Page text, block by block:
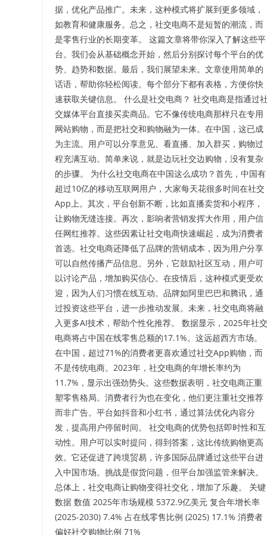
据，优化产品推广。未来，这种模式将扩展到更多领域，
如教育和健康服务。总之，社交电商不是短暂的潮流，而
是零售行业的长期变革。 这篇文章将带你深入了解这些平
台。我们会从基础概念开始，然后分别探讨每个平台的优
势、趋势和数据。最后，我们展望未来。文章使用简单的
话语，帮助你轻松阅读。每个部分下都有表格，方便你快
速获取关键信息。 什么是社交电商？ 社交电商是指通过
交媒体平台直接买卖商品。它不像传统电商那样只在专用
网站购物，而是把社交和购物融为一体。在中国，这已成
为主流。用户可以分享意见、看直播、加入群买，购物过
程充满互动。简单来说，就是边玩社交边购物，没有复杂
的步骤。 为什么社交电商在中国这么成功？首先，中国有
超过10亿的移动互联网用户，大家每天花很多时间在社交
App上。其次，平台创新不断，比如直播卖货和小程序，
让购物无缝连接。再次，影响者营销发挥大作用，用户信
任网红推荐。这些因素让社交电商快速崛起，成为消费者
首选。社交电商还降低了品牌的营销成本，因为用户分享
可以自然传播产品信息。另外，它鼓励社区互动，用户可
以讨论产品，增加购买信心。在疫情后，这种模式更受欢
迎，因为人们习惯在线互动。品牌如阿里巴巴和腾讯，通
过投资这些平台，进一步推动发展。未来，社交电商将融
入更多AI技术，帮助个性化推荐。 数据显示，2025年社交
电商将占中国在线零售总额的17.1%。这远超西方市场。
在中国，超过71%的消费者更喜欢通过社交App购物，而
不是传统电商。2023年，社交电商的年增长率约为
11.7%，显示出强劲势头。这些数据表明，社交电商正重
塑零售格局。消费者行为也在变化，他们更注重社交推荐
而非广告。平台如抖音和小红书，通过算法优化内容分
发，提高用户停留时间。 社交电商的优势包括即时性和互
动性。用户可以实时提问，得到答案，这比传统购物更高
效。它还促进了跨境贸易，许多国际品牌通过这些平台进
入中国市场。挑战是假货问题，但平台加强监管来解决。
总体上，社交电商让购物变得社交化，增加了乐趣。 关键
数据 数值 2025年市场规模 5372.9亿美元 复合年增长率
(2025-2030) 7.4% 占在线零售比例 (2025) 17.1% 消费者
偏好社交购物比例 71%